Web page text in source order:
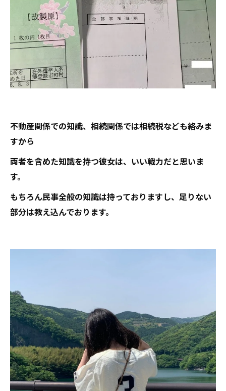
不動産関係での知識、相続関係では相続税なども絡みま
すから
両者を含めた知識を持つ彼女は、いい戦力だと思いま
す。
もちろん民事全般の知識は持っておりますし、足りない
部分は教え込んでおります。